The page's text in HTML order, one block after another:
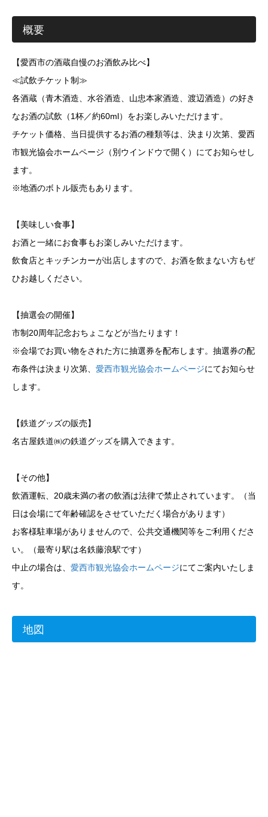
概要
【愛西市の酒蔵自慢のお酒飲み比べ】
≪試飲チケット制≫
各酒蔵（青木酒造、水谷酒造、山忠本家酒造、渡辺酒造）の好き
なお酒の試飲（1杯／約60ml）をお楽しみいただけます。
チケット価格、当日提供するお酒の種類等は、決まり次第、愛西
市観光協会ホームページ（別ウインドウで開く）にてお知らせし
ます。
※地酒のボトル販売もあります。
【美味しい食事】
お酒と一緒にお食事もお楽しみいただけます。
飲食店とキッチンカーが出店しますので、お酒を飲まない方もぜ
ひお越しください。
【抽選会の開催】
市制20周年記念おちょこなどが当たります！
※会場でお買い物をされた方に抽選券を配布します。抽選券の配
布条件は決まり次第、 愛西市観光協会ホームページにてお知らせ
します。
【鉄道グッズの販売】
名古屋鉄道㈱の鉄道グッズを購入できます。
【その他】
飲酒運転、20歳未満の者の飲酒は法律で禁止されています。（当
日は会場にて年齢確認をさせていただく場合があります）
お客様駐車場がありませんので、公共交通機関等をご利用くださ
い。（最寄り駅は名鉄藤浪駅です）
中止の場合は、 愛西市観光協会ホームページにてご案内いたしま
す。
地図